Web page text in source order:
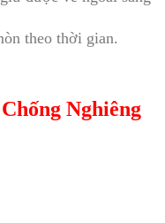
theo thời gian.
Nghiêng